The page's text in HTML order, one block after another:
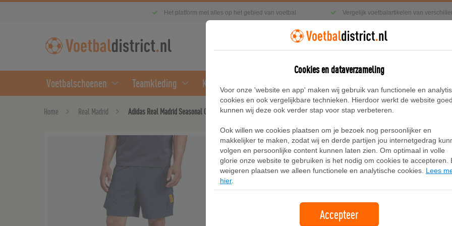
Het platform met alles op het gebied van voetbal Vergelijk voetbalartikelen van
Voetbalschoenen Teamkleding Kleding
Home Real Madrid Adidas Real Madrid Seasonal Cargo Short
Adidas Real Madrid Seasonal
Merk:Adidas
30,00
Bekijk bij Adidas
Cookies en dataverzameling
Voor onze 'website en app' maken wij gebruik van functionele en
cookies en ook vergelijkbare technieken. Hierdoor werkt de website
kunnen wij deze ook verder stap voor stap verbeteren.
Ook willen we cookies plaatsen om je bezoek nog persoonlijker en
makkelijker te maken, zodat wij en derde partijen jou internetgedrag
volgen en persoonlijke content kunnen laten zien. Om optimaal in volle
glorie onze website te gebruiken is het nodig om cookies te accepteren.
weigeren plaatsen we alleen functionele en analytische cookies. Lees
hier.
Accepteer